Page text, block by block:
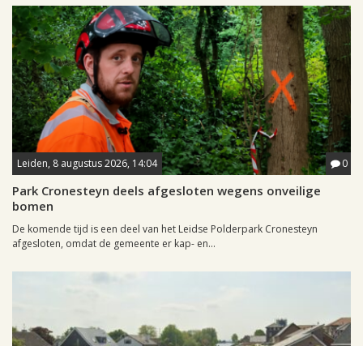
Leiden, 8 augustus 2026, 14:04 0
Park Cronesteyn deels afgesloten wegens onveilige
bomen
De komende tijd is een deel van het Leidse Polderpark Cronesteyn
afgesloten, omdat de gemeente er kap- en...